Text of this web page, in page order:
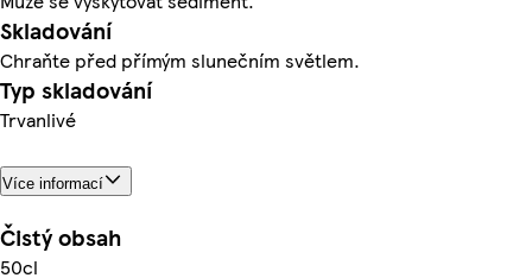
Skladování
Chraňte před přímým slunečním světlem.
Typ skladování
Trvanlivé
Více informací
Čistý obsah
50cl